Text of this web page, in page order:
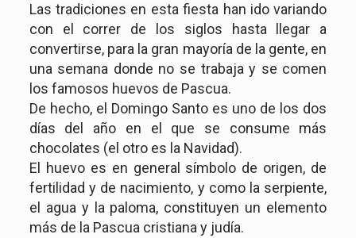
Las tradiciones en esta fiesta han ido variando
con el correr de los siglos hasta llegar a
convertirse, para la gran mayoría de la gente, en
una semana donde no se trabaja y se comen
los famosos huevos de Pascua.
De hecho, el Domingo Santo es uno de los dos
días del año en el que se consume más
chocolates (el otro es la Navidad).
El huevo es en general símbolo de origen, de
fertilidad y de nacimiento, y como la serpiente,
el agua y la paloma, constituyen un elemento
más de la Pascua cristiana y judía.